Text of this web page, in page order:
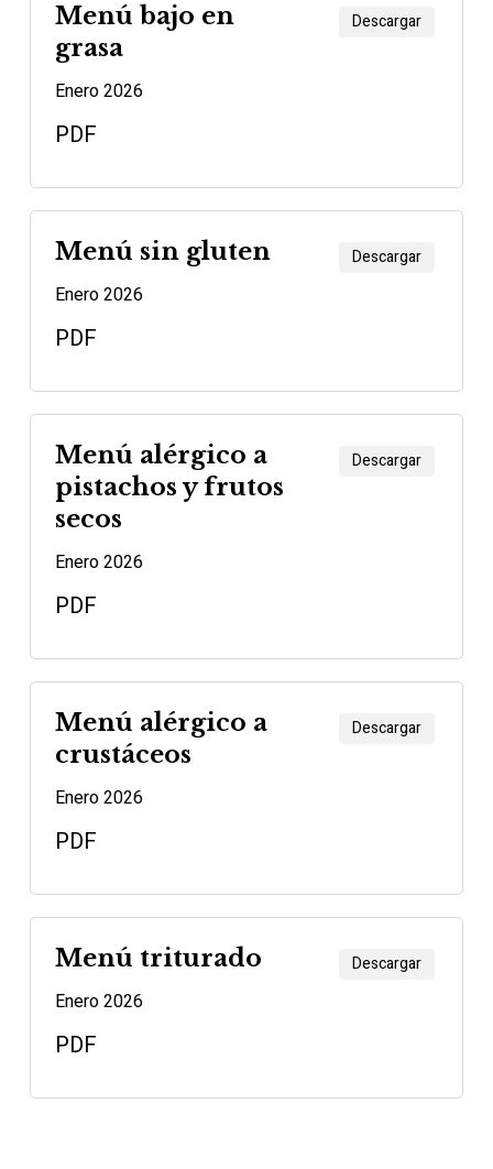
Menú bajo en
grasa
Enero 2026
PDF
Descargar
Menú sin gluten
Enero 2026
PDF
Descargar
Menú alérgico a
pistachos y frutos
secos
Enero 2026
PDF
Descargar
Menú alérgico a
crustáceos
Enero 2026
PDF
Descargar
Menú triturado
Enero 2026
PDF
Descargar